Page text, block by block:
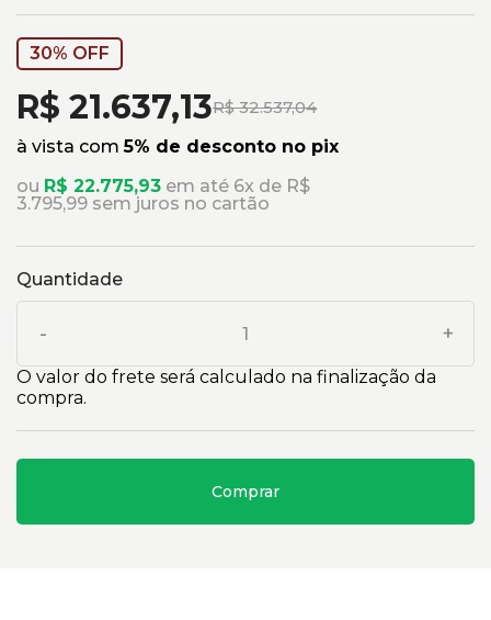
30% OFF
R$ 32.537,04
R$ 21.637,13
à vista com5% de desconto no pix
ou R$ 22.775,93 em até 6x de R$
3.795,99 sem juros no cartão
Quantidade
- +
O valor do frete será calculado na finalização da
compra.
Comprar